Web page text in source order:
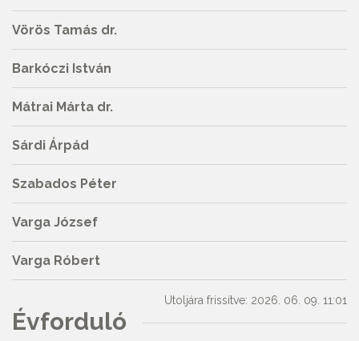
Vörös Tamás dr.
Barkóczi István
Mátrai Márta dr.
Sárdi Árpád
Szabados Péter
Varga József
Varga Róbert
Utoljára frissítve: 2026. 06. 09. 11:01
Évforduló